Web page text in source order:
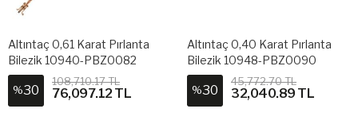
Altıntaç 0,61 Karat Pırlanta
Bilezik 10940-PBZ0082
%30
108,710.17 TL
76,097.12 TL
Altıntaç 0,40 Karat Pırlanta
Bilezik 10948-PBZ0090
%30
45,772.70 TL
32,040.89 TL